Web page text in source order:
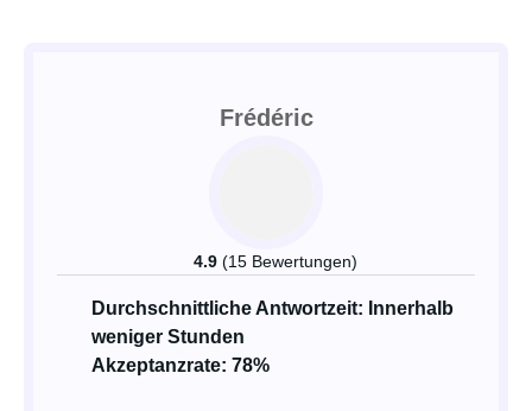
Frédéric
4.9 (15 Bewertungen)
Durchschnittliche Antwortzeit: Innerhalb
weniger Stunden
Akzeptanzrate: 78%